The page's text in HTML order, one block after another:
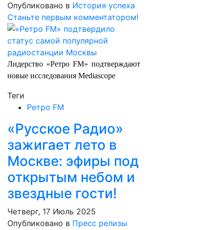
Опубликовано в История успеха
Станьте первым комментатором!
Лидерство «Ретро FM» подтверждают
новые исследования Mediascope
Теги
Ретро FM
«Русское Радио»
зажигает лето в
Москве: эфиры под
открытым небом и
звездные гости!
Четверг, 17 Июль 2025
Опубликовано в Пресс релизы